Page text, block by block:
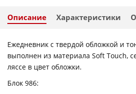
Описание Характеристики
Ежедневник с твердой обложкой и
выполнен из материала Soft Touch,
ляссе в цвет обложки.
Блок 986: